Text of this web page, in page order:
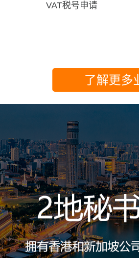
VAT税号申请
了解更多